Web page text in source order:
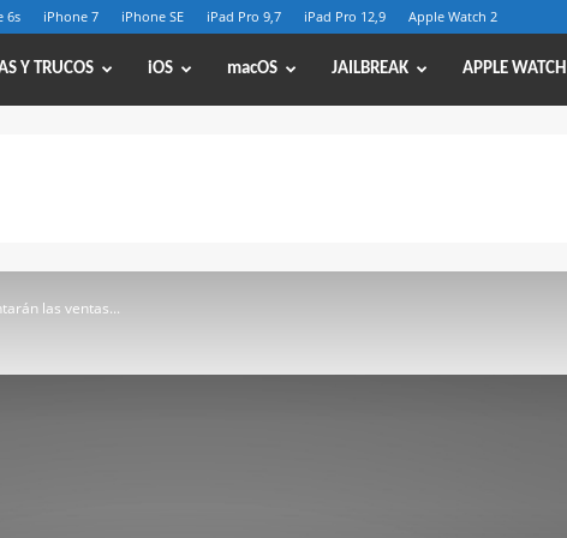
6s iPhone 7 iPhone SE iPad Pro 9,7 iPad Pro 12,9 Apple Watch 2
Y TRUCOS iOS macOS JAILBREAK APPLE WATCH
las ventas...